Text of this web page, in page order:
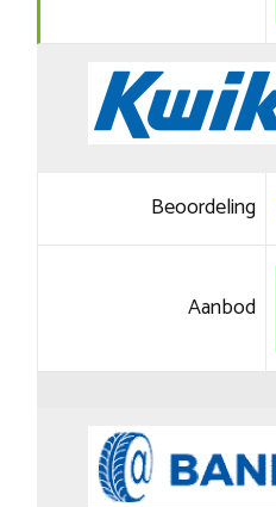
Beoordeling
Aanbod